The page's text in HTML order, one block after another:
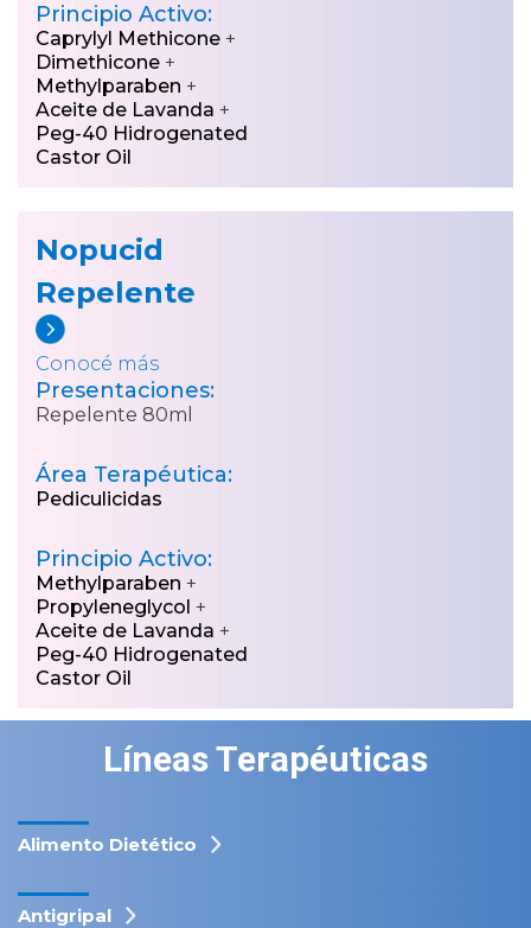
Principio Activo:
Caprylyl Methicone +
Dimethicone +
Methylparaben +
Aceite de Lavanda +
Peg-40 Hidrogenated
Castor Oil
Nopucid
Repelente
Conocé más
Presentaciones:
Repelente 80ml
Área Terapéutica:
Pediculicidas
Principio Activo:
Methylparaben +
Propyleneglycol +
Aceite de Lavanda +
Peg-40 Hidrogenated
Castor Oil
Líneas Terapéuticas
Alimento Dietético
Antigripal